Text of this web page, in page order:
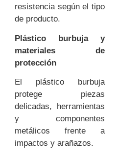
resistencia según el tipo
de producto.
Plástico burbuja y
materiales de
protección
El plástico burbuja
protege piezas
delicadas, herramientas
y componentes
metálicos frente a
impactos y arañazos.